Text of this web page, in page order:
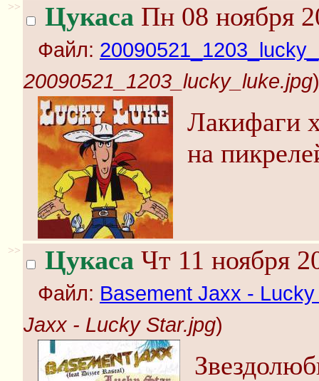
>> Цукаса Пн 08 ноября
Файл:
20090521_1203_lucky_luke.jpg)
Лакифаги
на
>> Цукаса Чт 11 ноября
Файл: Basement Jaxx - Lucky
Jaxx - Lucky Star.jpg)